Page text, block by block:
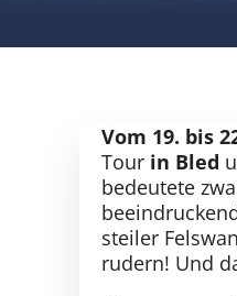
Vom 19. bis
Tour in Bled
bedeutete
steiler
rudern! Und